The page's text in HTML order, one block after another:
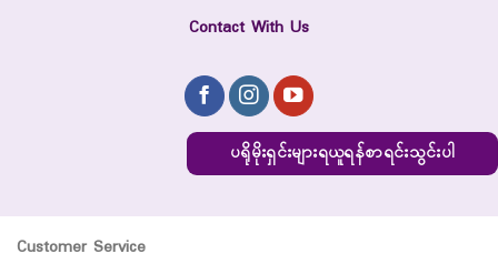
Contact With Us
ပရိုမိုးရှင်းများရယူရန်စာရင်းသွင်းပါ
Customer Service